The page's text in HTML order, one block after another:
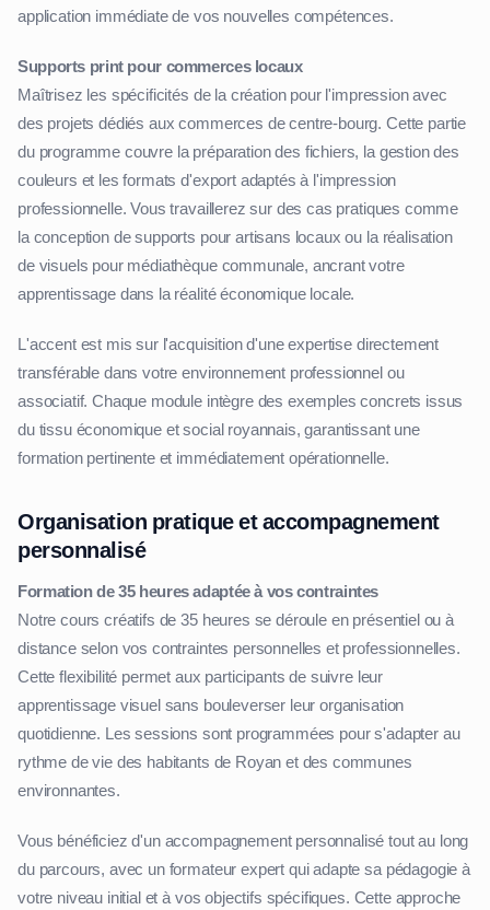
application immédiate de vos nouvelles compétences.
Supports print pour commerces locaux
Maîtrisez les spécificités de la création pour l'impression avec
des projets dédiés aux commerces de centre-bourg. Cette partie
du programme couvre la préparation des fichiers, la gestion des
couleurs et les formats d'export adaptés à l'impression
professionnelle. Vous travaillerez sur des cas pratiques comme
la conception de supports pour artisans locaux ou la réalisation
de visuels pour médiathèque communale, ancrant votre
apprentissage dans la réalité économique locale.
L'accent est mis sur l'acquisition d'une expertise directement
transférable dans votre environnement professionnel ou
associatif. Chaque module intègre des exemples concrets issus
du tissu économique et social royannais, garantissant une
formation pertinente et immédiatement opérationnelle.
Organisation pratique et accompagnement
personnalisé
Formation de 35 heures adaptée à vos contraintes
Notre cours créatifs de 35 heures se déroule en présentiel ou à
distance selon vos contraintes personnelles et professionnelles.
Cette flexibilité permet aux participants de suivre leur
apprentissage visuel sans bouleverser leur organisation
quotidienne. Les sessions sont programmées pour s'adapter au
rythme de vie des habitants de Royan et des communes
environnantes.
Vous bénéficiez d'un accompagnement personnalisé tout au long
du parcours, avec un formateur expert qui adapte sa pédagogie à
votre niveau initial et à vos objectifs spécifiques. Cette approche